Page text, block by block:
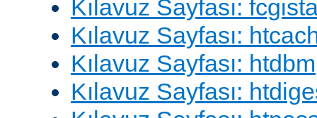
Kılavuz Sayfası:
Kılavuz Sayfası:
Kılavuz Sayfası: htdbm
Kılavuz Sayfası: